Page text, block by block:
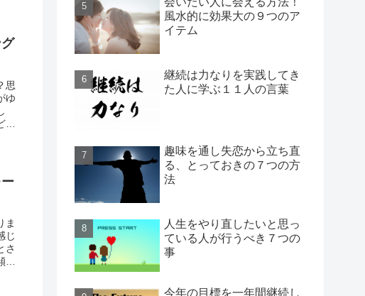
思
ゆ
ま
じ
さ
風水的に効果大の９つのア
イテム
継続は力なりを実践してき
た人に学ぶ１１人の言葉
趣味を通し失恋から立ち直
る、とっておきの７つの方
法
人生をやり直したいと思っ
ている人が行うべき７つの
事
今年の目標を一年間継続し